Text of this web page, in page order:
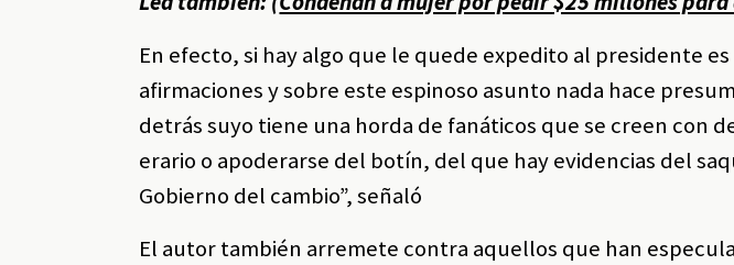
En efecto, si hay algo que le quede expedito al presidente
afirmaciones y sobre este espinoso asunto nada hace
detrás suyo tiene una horda de fanáticos que se creen con
erario o apoderarse del botín, del que hay evidencias del
Gobierno del cambio”, señaló
El autor también arremete contra aquellos que han